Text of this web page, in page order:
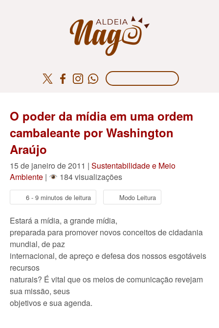
O poder da mídia em uma ordem
cambaleante por Washington
Araújo
15 de janeiro de 2011 | Sustentabilidade e Meio
Ambiente | 184 visualizações
6 - 9 minutos de leitura Modo Leitura
Estará a mídia, a grande mídia,
preparada para promover novos conceitos de cidadania
mundial, de paz
internacional, de apreço e defesa dos nossos esgotáveis
recursos
naturais? É vital que os meios de comunicação revejam
sua missão, seus
objetivos e sua agenda.